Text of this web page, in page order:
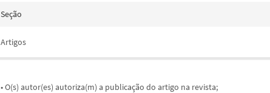
Seção
Artigos
• O(s) autor(es) autoriza(m) a publicação do artigo na revista;